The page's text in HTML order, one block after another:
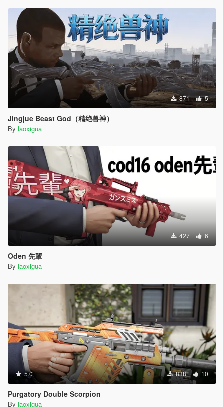
871 5
Jingjue Beast God（精绝兽神）
By laoxigua
427 6
Oden 先輩
By laoxigua
5.0 838 10
Purgatory Double Scorpion
By laoxigua